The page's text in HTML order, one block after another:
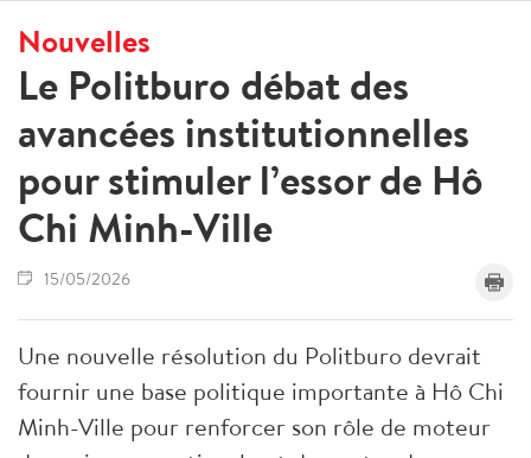
Nouvelles
Le Politburo débat des
avancées institutionnelles
pour stimuler l’essor de Hô
Chi Minh-Ville
15/05/2026
Une nouvelle résolution du Politburo devrait
fournir une base politique importante à Hô Chi
Minh-Ville pour renforcer son rôle de moteur